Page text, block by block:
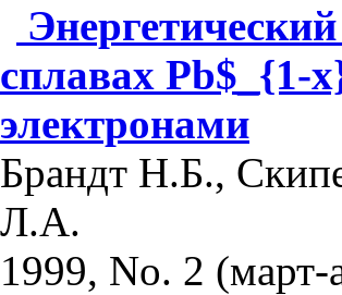
сплавах Pb$_{1-
электронами
Брандт Н.Б.,
Л.А.
1999, No. 2 (март-